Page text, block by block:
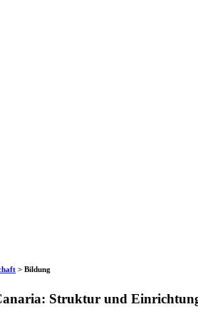
> Bildung
Struktur und